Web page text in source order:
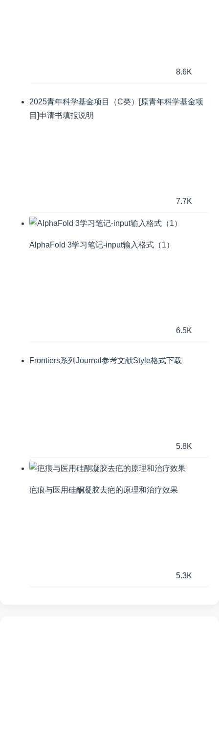
8.6K
2025青年科学基金项目（C类）[原青年科学基金项
目]申请书填报说明
7.7K
AlphaFold 3学习笔记-input输入格式（1）
6.5K
Frontiers系列Journal参考文献Style格式下载
5.8K
疤痕与医用硅酮凝胶去疤的原理和治疗效果
5.3K